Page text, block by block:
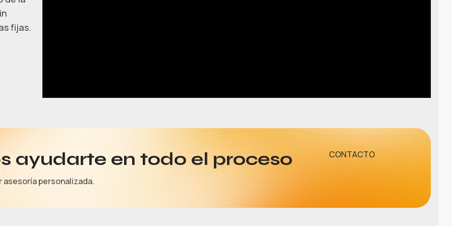
fijas.
ayudarte en todo el proceso
personalizada.
CONTACTO